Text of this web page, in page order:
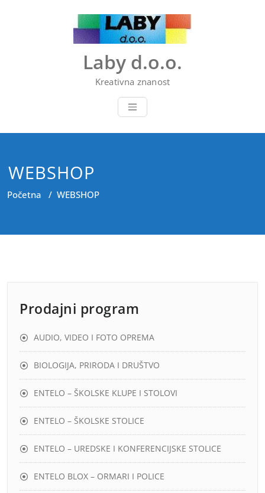
Laby d.o.o.
Kreativna znanost
WEBSHOP
Početna / WEBSHOP
Prodajni program
AUDIO, VIDEO I FOTO OPREMA
BIOLOGIJA, PRIRODA I DRUŠTVO
ENTELO – ŠKOLSKE KLUPE I STOLOVI
ENTELO – ŠKOLSKE STOLICE
ENTELO – UREDSKE I KONFERENCIJSKE STOLICE
ENTELO BLOX – ORMARI I POLICE